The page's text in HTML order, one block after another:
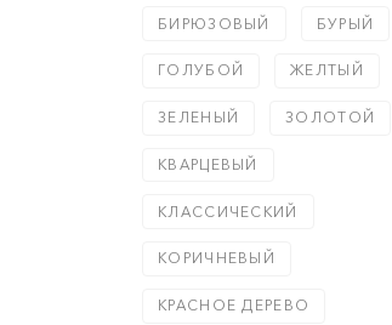
БИРЮЗОВЫЙ БУРЫЙ
ГОЛУБОЙ ЖЕЛТЫЙ
ЗЕЛЕНЫЙ ЗОЛОТОЙ
КВАРЦЕВЫЙ
КЛАССИЧЕСКИЙ
КОРИЧНЕВЫЙ
КРАСНОЕ ДЕРЕВО